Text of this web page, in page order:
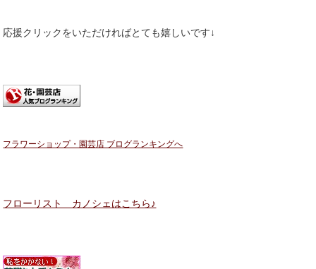
応援クリックをいただければとても嬉しいです↓
フラワーショップ・園芸店 ブログランキングへ
フローリスト カノシェはこちら♪